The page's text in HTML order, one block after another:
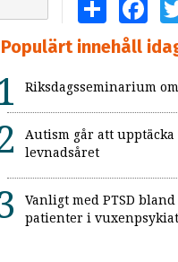
Populärt innehåll
Riksdagsseminarium
Autism går att
levnadsåret
Vanligt med PTSD
patienter i